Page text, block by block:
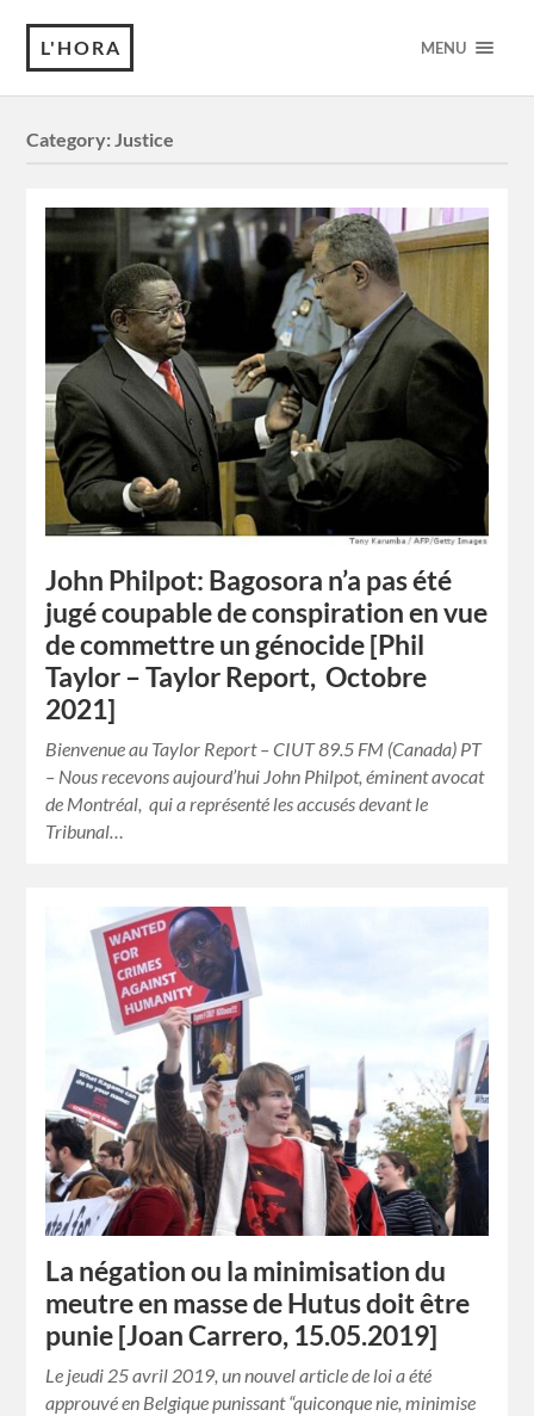
L'HORA MENU
Category:Justice
John Philpot: Bagosora n’a pas été
jugé coupable de conspiration en vue
de commettre un génocide [Phil
Taylor – Taylor Report, Octobre
2021]
Bienvenue au Taylor Report – CIUT 89.5 FM (Canada) PT
– Nous recevons aujourd’hui John Philpot, éminent avocat
de Montréal, qui a représenté les accusés devant le
Tribunal…
La négation ou la minimisation du
meutre en masse de Hutus doit être
punie [Joan Carrero, 15.05.2019]
Le jeudi 25 avril 2019, un nouvel article de loi a été
approuvé en Belgique punissant “quiconque nie, minimise